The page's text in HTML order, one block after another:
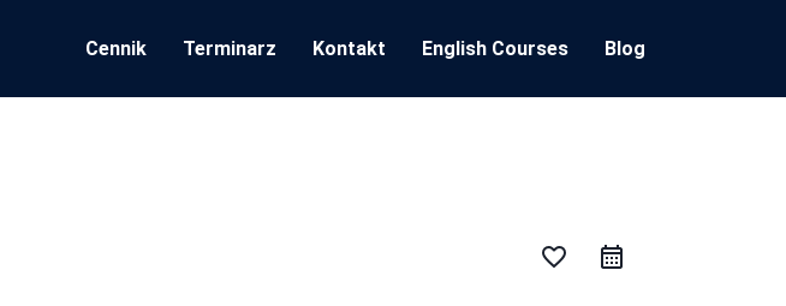
Cennik Terminarz Kontakt English Courses Blog
favorite_border